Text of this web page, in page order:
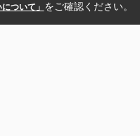
ついて」 をご確認ください。